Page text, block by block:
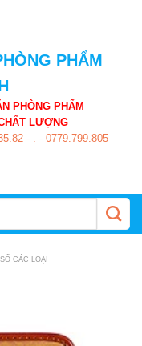
PHẨM
PHÒNG PHẨM
LƯỢNG
- . - 0779.799.805
SỐ CÁC LOẠI